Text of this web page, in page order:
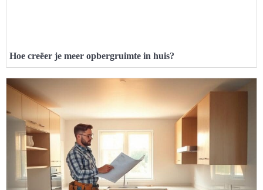
Hoe creëer je meer opbergruimte in huis?